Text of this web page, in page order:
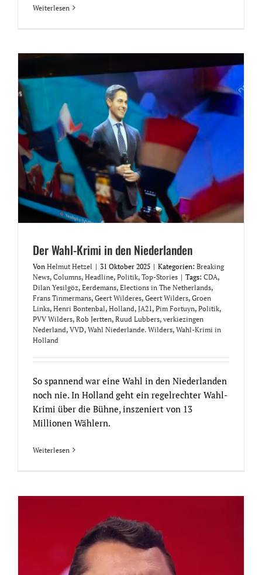
Weiterlesen
Der Wahl-Krimi in den Niederlanden
Von Helmut Hetzel | 31 Oktober 2025 | Kategorien: Breaking
News, Columns, Headline, Politik, Top-Stories | Tags: CDA,
Dilan Yesilgöz, Eerdemans, Elections in The Netherlands,
Frans Tinmermans, Geert Wilderes, Geert Wilders, Groen
Links, Henri Bontenbal, Holland, JA21 , Pim Fortuyn, Politik,
PVV Wilders, Rob Jertten, Ruud Lubbers, verkiezingen
Nederland, VVD, Wahl Niederlande. Wilders, Wahl-Krimi in
Holland
So spannend war eine Wahl in den Niederlanden
noch nie. In Holland geht ein regelrechter Wahl-
Krimi über die Bühne, inszeniert von 13
Millionen Wählern.
Weiterlesen